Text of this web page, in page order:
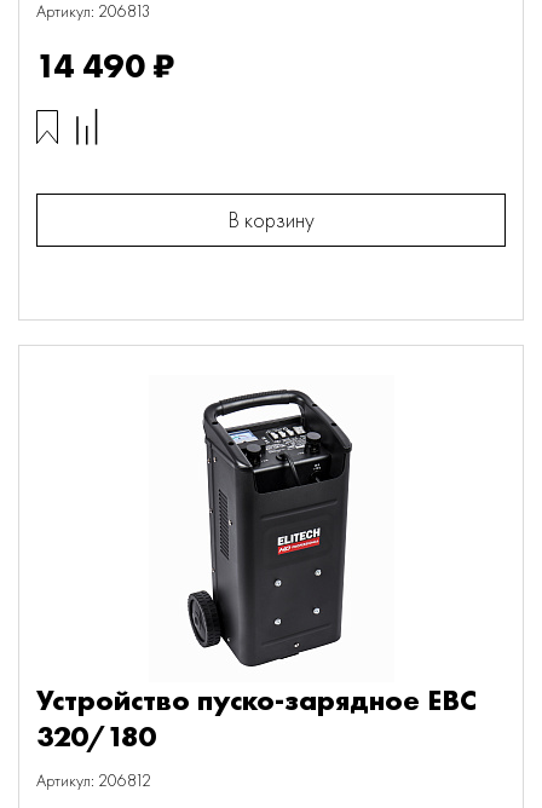
Артикул: 206813
14 490 ₽
В корзину
Устройство пуско-зарядное EBC
320/180
Артикул: 206812